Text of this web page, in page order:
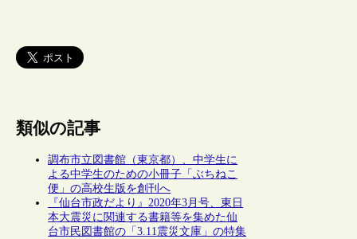
類似の記事
調布市立図書館（東京都）、中学生に
よる中学生のための小冊子「ぶちねこ
便」の高校生版を創刊へ
『仙台市政だより』2020年3月号、東日
本大震災に関連する書籍等を集めた仙
台市民図書館の「3.11震災文庫」の特集